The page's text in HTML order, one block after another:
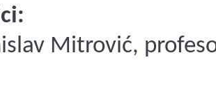
Mitrović,